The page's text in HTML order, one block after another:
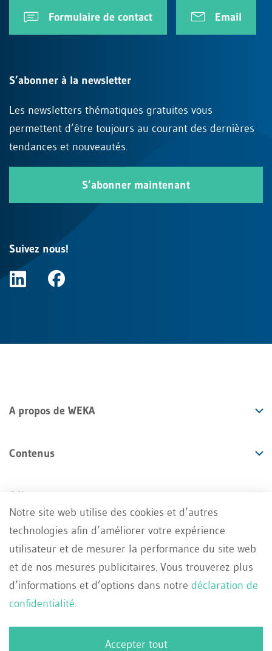
Formulaire de contact Email
S’abonner à la newsletter
Les newsletters thématiques gratuites vous
permettent d’être toujours au courant des dernières
tendances et nouveautés.
S’abonner maintenant
Suivez nous!
A propos de WEKA
Contenus
Offres
Services
Impressum
Conditions générales
FR
Notre site web utilise des cookies et d’autres
technologies afin d’améliorer votre expérience
utilisateur et de mesurer la performance du site web
et de nos mesures publicitaires. Vous trouverez plus
d’informations et d’options dans notre déclaration de
confidentialité.
Accepter tout